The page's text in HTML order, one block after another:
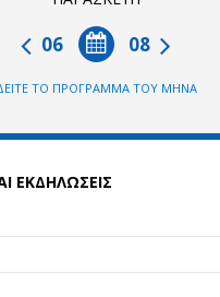
08
06
ΤΟ ΠΡΟΓΡΑΜΜΑ ΤΟΥ ΜΗΝΑ
ΕΚΔΗΛΩΣΕΙΣ